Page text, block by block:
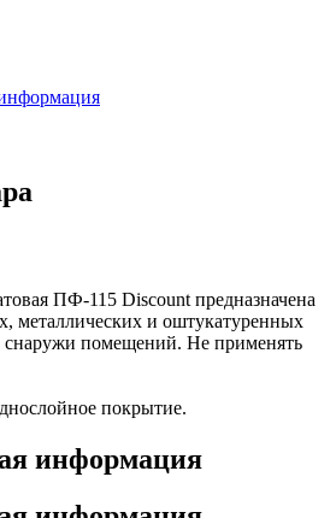
ПФ-115 Discount предназначена
металлических и оштукатуренных
снаружи помещений. Не применять
покрытие.
информация